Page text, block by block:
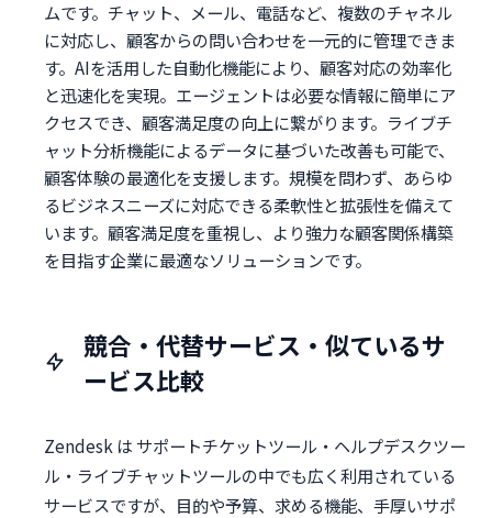
ムです。チャット、メール、電話など、複数のチャネル
に対応し、顧客からの問い合わせを一元的に管理できま
す。AIを活用した自動化機能により、顧客対応の効率化
と迅速化を実現。エージェントは必要な情報に簡単にア
クセスでき、顧客満足度の向上に繋がります。ライブチ
ャット分析機能によるデータに基づいた改善も可能で、
顧客体験の最適化を支援します。規模を問わず、あらゆ
るビジネスニーズに対応できる柔軟性と拡張性を備えて
います。顧客満足度を重視し、より強力な顧客関係構築
を目指す企業に最適なソリューションです。
競合・代替サービス・似ているサ
ービス比較
Zendesk は サポートチケットツール・ヘルプデスクツー
ル・ライブチャットツールの中でも広く利用されている
サービスですが、目的や予算、求める機能、手厚いサポ